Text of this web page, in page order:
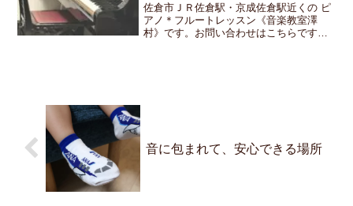
佐倉市ＪＲ佐倉駅・京成佐倉駅近くの ピ
アノ＊フルートレッスン《音楽教室澤
村》です。お問い合わせはこちらです小
音に包まれて、安心できる場所